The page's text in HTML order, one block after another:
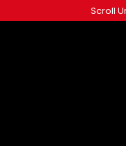
ke
Scroll